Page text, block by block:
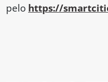
pelo https://